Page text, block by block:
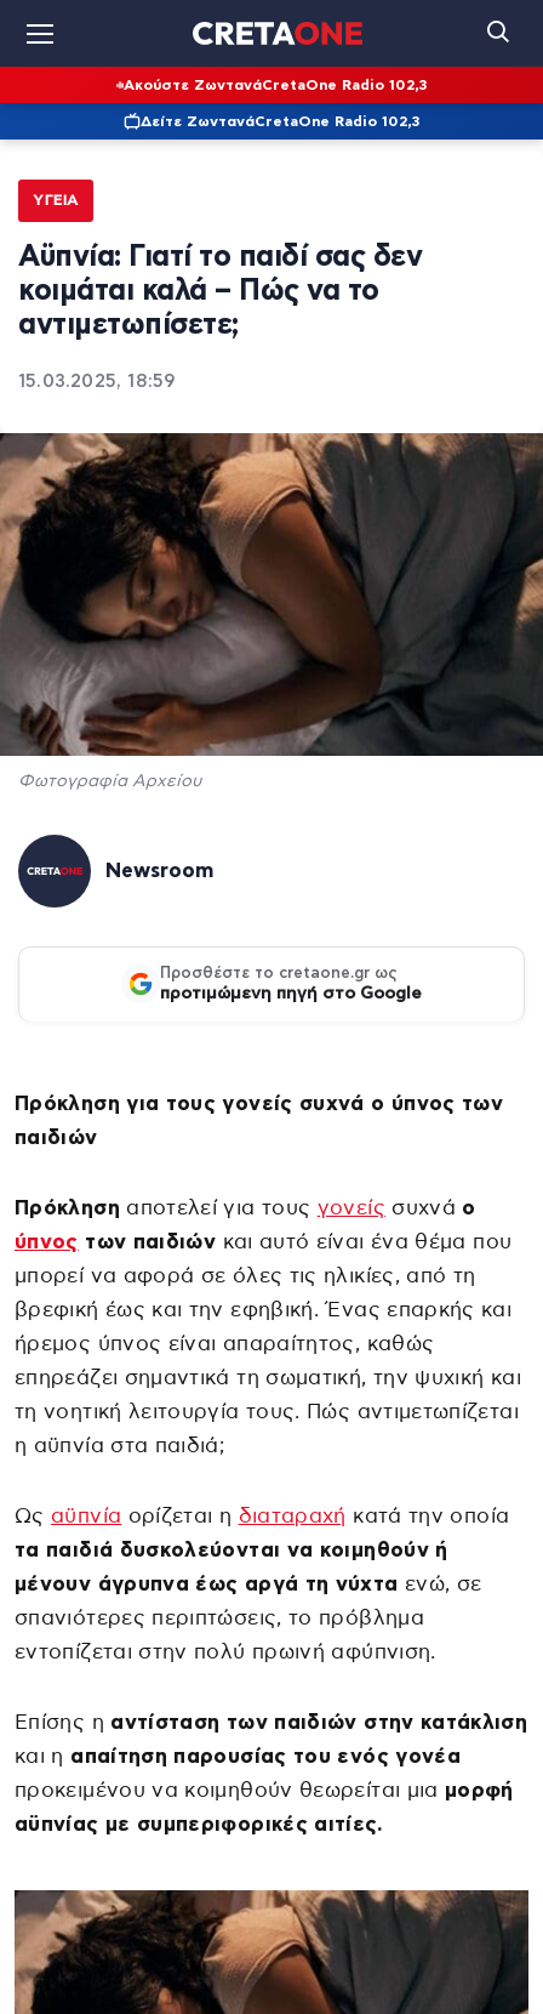
Ακούστε ΖωντανάCretaOne Radio 102,3
Δείτε ΖωντανάCretaOne Radio 102,3
ΥΓΕΊΑ
Αϋπνία: Γιατί το παιδί σας δεν
κοιμάται καλά – Πώς να το
αντιμετωπίσετε;
15.03.2025, 18:59
Φωτογραφία Αρχείου
Newsroom
Προσθέστε το cretaone.gr ως
προτιμώμενη πηγή στο Google
Πρόκληση για τους γονείς συχνά ο ύπνος των
παιδιών
Πρόκληση αποτελεί για τους γονείς συχνά ο
ύπνος των παιδιών και αυτό είναι ένα θέμα που
μπορεί να αφορά σε όλες τις ηλικίες, από τη
βρεφική έως και την εφηβική. Ένας επαρκής και
ήρεμος ύπνος είναι απαραίτητος, καθώς
επηρεάζει σημαντικά τη σωματική, την ψυχική και
τη νοητική λειτουργία τους. Πώς αντιμετωπίζεται
η αϋπνία στα παιδιά;
Ως αϋπνία ορίζεται η διαταραχή κατά την οποία
τα παιδιά δυσκολεύονται να κοιμηθούν ή
μένουν άγρυπνα έως αργά τη νύχτα ενώ, σε
σπανιότερες περιπτώσεις, το πρόβλημα
εντοπίζεται στην πολύ πρωινή αφύπνιση.
Επίσης η αντίσταση των παιδιών στην κατάκλιση
και η απαίτηση παρουσίας του ενός γονέα
προκειμένου να κοιμηθούν θεωρείται μια μορφή
αϋπνίας με συμπεριφορικές αιτίες.